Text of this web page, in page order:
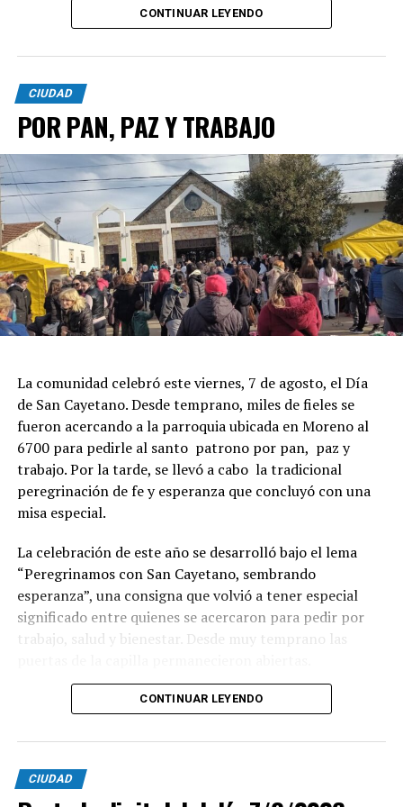
CONTINUAR LEYENDO
CIUDAD
POR PAN, PAZ Y TRABAJO
La comunidad celebró este viernes, 7 de agosto, el Día
de San Cayetano. Desde temprano, miles de fieles se
fueron acercando a la parroquia ubicada en Moreno al
6700 para pedirle al santo patrono por pan, paz y
trabajo. Por la tarde, se llevó a cabo la tradicional
peregrinación de fe y esperanza que concluyó con una
misa especial.
La celebración de este año se desarrolló bajo el lema
“Peregrinamos con San Cayetano, sembrando
esperanza”, una consigna que volvió a tener especial
significado entre quienes se acercaron para pedir por
trabajo, salud y bienestar. Desde muy temprano las
La imagen del santo salió del santuario de Moreno al
las calles del barrio. Grandes, jóvenes y niños y fieles se
sumaron al recorrido con banderas, espigas y distintas
expresiones de fe.
CONTINUAR LEYENDO
CIUDAD